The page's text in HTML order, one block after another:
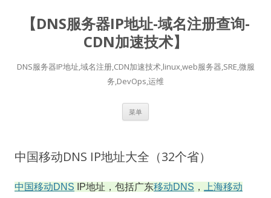
【DNS服务器IP地址-域名注册查询-
CDN加速技术】
DNS服务器IP地址,域名注册,CDN加速技术,linux,web服务器,SRE,微服
务,DevOps,运维
菜单
中国移动DNS IP地址大全（32个省）
中国移动DNS IP地址，包括广东移动DNS ， 上海移动